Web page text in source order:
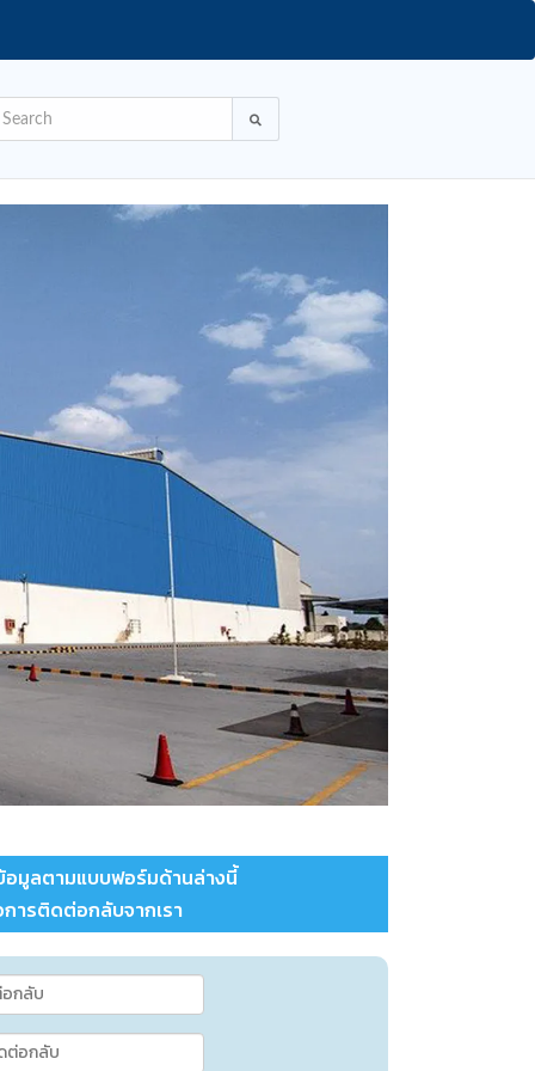
มูลตามแบบฟอร์มด้านล่างนี้
การติดต่อกลับจากเรา